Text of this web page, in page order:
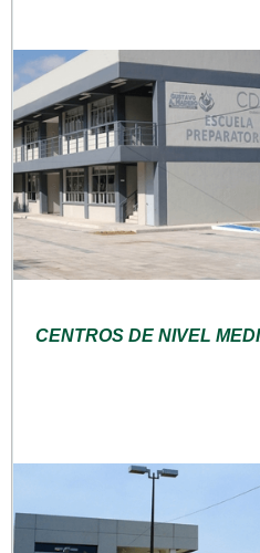
CENTROS DE NIVEL